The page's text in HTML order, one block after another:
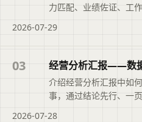
力匹配、业绩佐证、工
2026-07-29
03 经营分析汇报——数
介绍经营分析汇报中如
事，通过结论先行、一
2026-07-28